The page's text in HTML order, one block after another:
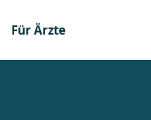
Für Ärzte